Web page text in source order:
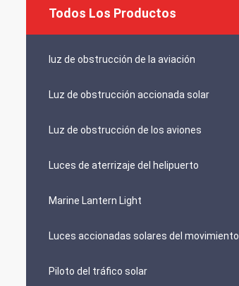
Todos Los Productos
luz de obstrucción de la aviación
Luz de obstrucción accionada solar
Luz de obstrucción de los aviones
Luces de aterrizaje del helipuerto
Marine Lantern Light
Luces accionadas solares del movimiento
Piloto del tráfico solar